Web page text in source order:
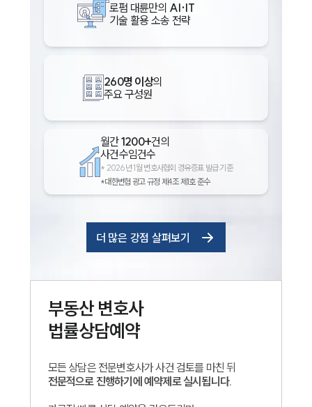
로펌 대륜만의 AI·IT
기술 활용 소송 전략
260명 이상의
주요 구성원
월간1200+건의
사건수임건수
* 2026년 1월 변호사협회 경유증표 발급 기준
*대한변협 광고 규정 제4조 제1호 준수
더 많은 강점 살펴보기
부동산변호사
법률상담예약
모든 상담은 전문변호사가 사건 검토를 마친 뒤
전문적으로 진행하기에 예약제로 실시됩니다.